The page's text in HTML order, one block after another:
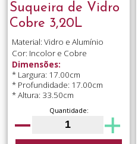
Suqueira de Vidro
Cobre 3,20L
Material: Vidro e Alumínio
Cor: Incolor e Cobre
Dimensões:
* Largura: 17.00cm
* Profundidade: 17.00cm
* Altura: 33.50cm
Quantidade: